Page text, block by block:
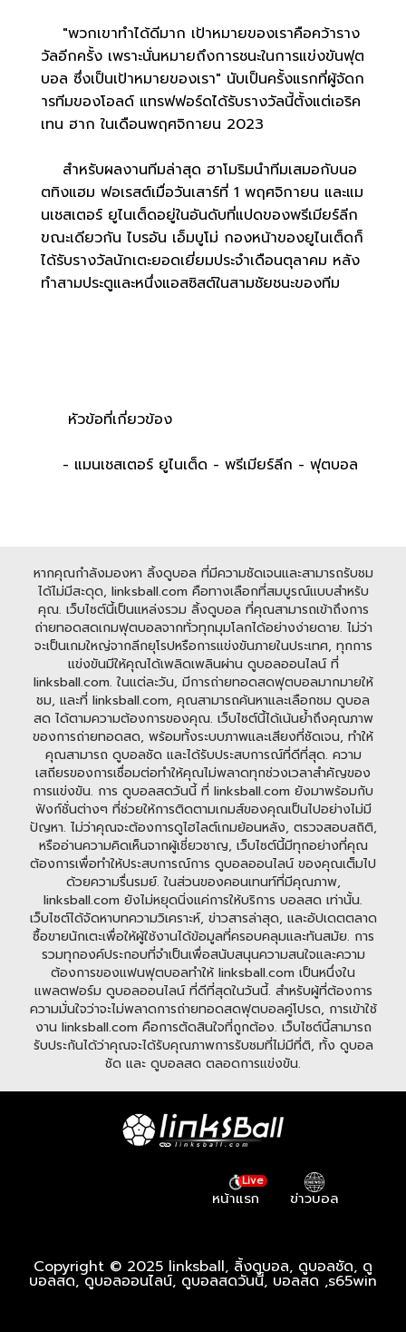
"พวกเขาทำได้ดีมาก เป้าหมายของเราคือคว้าราง
วัลอีกครั้ง เพราะนั่นหมายถึงการชนะในการแข่งขันฟุต
บอล ซึ่งเป็นเป้าหมายของเรา" นับเป็นครั้งแรกที่ผู้จัดก
ารทีมของโอลด์ แทรฟฟอร์ดได้รับรางวัลนี้ตั้งแต่เอริค
เทน ฮาก ในเดือนพฤศจิกายน 2023
สำหรับผลงานทีมล่าสุด ฮาโมริมนำทีมเสมอกับนอ
ตทิงแฮม ฟอเรสต์เมื่อวันเสาร์ที่ 1 พฤศจิกายน และแม
นเชสเตอร์ ยูไนเต็ดอยู่ในอันดับที่แปดของพรีเมียร์ลีก
ขณะเดียวกัน ไบรอัน เอ็มบูโม่ กองหน้าของยูไนเต็ดก็
ได้รับรางวัลนักเตะยอดเยี่ยมประจำเดือนตุลาคม หลัง
ทำสามประตูและหนึ่งแอสซิสต์ในสามชัยชนะของทีม
หัวข้อที่เกี่ยวข้อง
- แมนเชสเตอร์ ยูไนเต็ด - พรีเมียร์ลีก - ฟุตบอล
หากคุณกำลังมองหา ลิ้งดูบอล ที่มีความชัดเจนและสามารถรับชม
ได้ไม่มีสะดุด, linksball.com คือทางเลือกที่สมบูรณ์แบบสำหรับ
คุณ. เว็บไซต์นี้เป็นแหล่งรวม ลิ้งดูบอล ที่คุณสามารถเข้าถึงการ
ถ่ายทอดสดเกมฟุตบอลจากทั่วทุกมุมโลกได้อย่างง่ายดาย. ไม่ว่า
จะเป็นเกมใหญ่จากลีกยุโรปหรือการแข่งขันภายในประเทศ, ทุกการ
แข่งขันมีให้คุณได้เพลิดเพลินผ่าน ดูบอลออนไลน์ ที่
linksball.com. ในแต่ละวัน, มีการถ่ายทอดสดฟุตบอลมากมายให้
ชม, และที่ linksball.com, คุณสามารถค้นหาและเลือกชม ดูบอล
สด ได้ตามความต้องการของคุณ. เว็บไซต์นี้ได้เน้นย้ำถึงคุณภาพ
ของการถ่ายทอดสด, พร้อมทั้งระบบภาพและเสียงที่ชัดเจน, ทำให้
คุณสามารถ ดูบอลชัด และได้รับประสบการณ์ที่ดีที่สุด. ความ
เสถียรของการเชื่อมต่อทำให้คุณไม่พลาดทุกช่วงเวลาสำคัญของ
การแข่งขัน. การ ดูบอลสดวันนี้ ที่ linksball.com ยังมาพร้อมกับ
ฟังก์ชั่นต่างๆ ที่ช่วยให้การติดตามเกมส์ของคุณเป็นไปอย่างไม่มี
ปัญหา. ไม่ว่าคุณจะต้องการดูไฮไลต์เกมย้อนหลัง, ตรวจสอบสถิติ,
หรืออ่านความคิดเห็นจากผู้เชี่ยวชาญ, เว็บไซต์นี้มีทุกอย่างที่คุณ
ต้องการเพื่อทำให้ประสบการณ์การ ดูบอลออนไลน์ ของคุณเต็มไป
ด้วยความรื่นรมย์. ในส่วนของคอนเทนท์ที่มีคุณภาพ,
linksball.com ยังไม่หยุดนิ่งแค่การให้บริการ บอลสด เท่านั้น.
เว็บไซต์ได้จัดหาบทความวิเคราะห์, ข่าวสารล่าสุด, และอัปเดตตลาด
ซื้อขายนักเตะเพื่อให้ผู้ใช้งานได้ข้อมูลที่ครอบคลุมและทันสมัย. การ
รวมทุกองค์ประกอบที่จำเป็นเพื่อสนับสนุนความสนใจและความ
ต้องการของแฟนฟุตบอลทำให้ linksball.com เป็นหนึ่งใน
แพลตฟอร์ม ดูบอลออนไลน์ ที่ดีที่สุดในวันนี้. สำหรับผู้ที่ต้องการ
ความมั่นใจว่าจะไม่พลาดการถ่ายทอดสดฟุตบอลคู่โปรด, การเข้าใช้
งาน linksball.com คือการตัดสินใจที่ถูกต้อง. เว็บไซต์นี้สามารถ
รับประกันได้ว่าคุณจะได้รับคุณภาพการรับชมที่ไม่มีที่ติ, ทั้ง ดูบอล
ชัด และ ดูบอลสด ตลอดการแข่งขัน.
ข่าวบอล
Live
หน้าแรก
Copyright © 2025 linksball, ลิ้งดูบอล, ดูบอลชัด, ดู
บอลสด, ดูบอลออนไลน์, ดูบอลสดวันนี้, บอลสด ,s65win